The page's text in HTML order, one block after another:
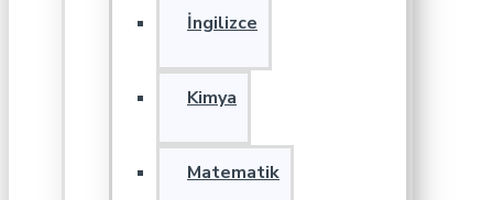
İngilizce
Kimya
Matematik